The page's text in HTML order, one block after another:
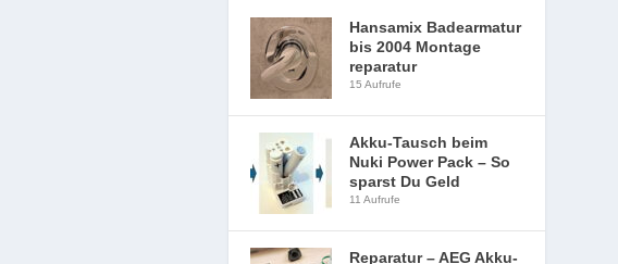
Hansamix Badearmatur
bis 2004 Montage
reparatur
15 Aufrufe
Akku-Tausch beim
Nuki Power Pack – So
sparst Du Geld
11 Aufrufe
Reparatur – AEG Akku-